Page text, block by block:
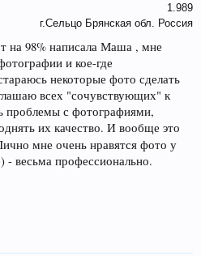
1.989
г.Сельцо Брянская обл. Россия
на 98% написала Маша , мне
и кое-где
некоторые фото сделать
всех "сочувствующих" к
проблемы с фотографиями,
их качество. И вообще это
мне очень нравятся фото у
- весьма профессионально.